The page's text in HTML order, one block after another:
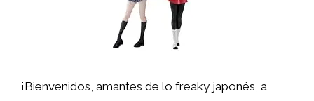
¡Bienvenidos, amantes de lo freaky japonés, a